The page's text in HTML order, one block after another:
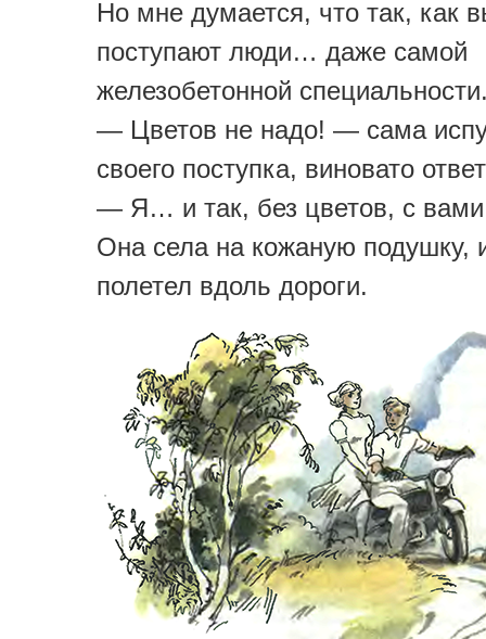
Но мне думается, что так, как
поступают люди… даже самой
железобетонной
— Цветов не надо! — сама
своего поступка, виновато
— Я… и так, без цветов, с вами
Она села на кожаную подушку,
полетел вдоль дороги.